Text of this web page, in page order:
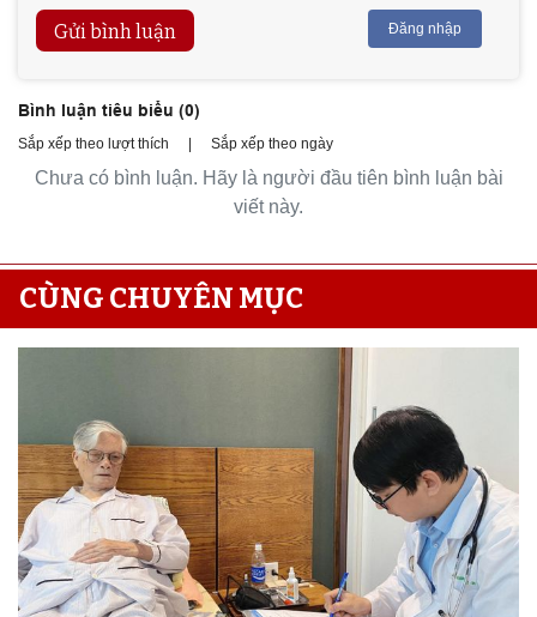
Gửi bình luận Đăng nhập
Bình luận tiêu biểu (0)
Sắp xếp theo lượt thích Sắp xếp theo ngày
Chưa có bình luận. Hãy là người đầu tiên bình luận bài
viết này.
CÙNG CHUYÊN MỤC